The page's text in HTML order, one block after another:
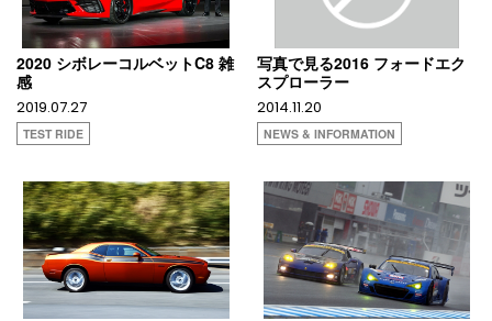
2020 シボレーコルベットC8 雑
感
2019.07.27
TEST RIDE
写真で見る2016 フォードエク
スプローラー
2014.11.20
NEWS & INFORMATION